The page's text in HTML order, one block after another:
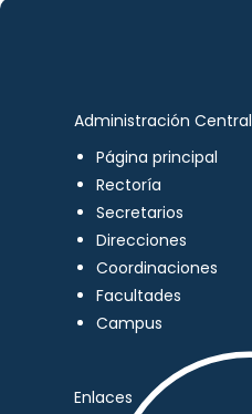
Administración Central
Página principal
Rectoría
Secretarios
Direcciones
Coordinaciones
Facultades
Campus
Enlaces